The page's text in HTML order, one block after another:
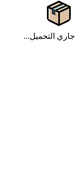
جاري التحميل...